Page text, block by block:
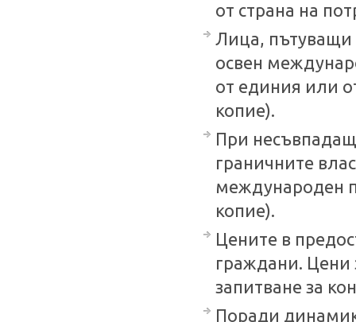
от страна на
Лица, пътуващи
освен
от единия или
копие).
При
граничните
международен
копие).
Цените в
граждани. Цени
запитване за
Поради